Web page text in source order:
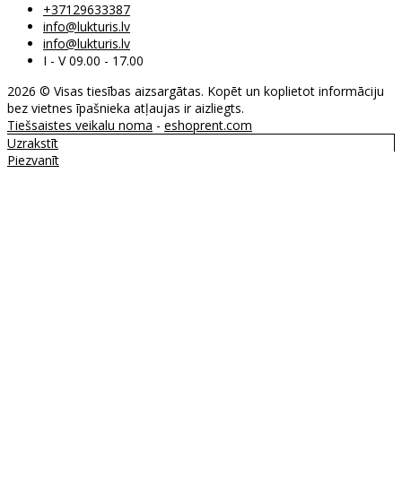
+37129633387
info@lukturis.lv
info@lukturis.lv
I - V 09.00 - 17.00
2026 © Visas tiesības aizsargātas. Kopēt un koplietot informāciju
bez vietnes īpašnieka atļaujas ir aizliegts.
Tiešsaistes veikalu noma - eshoprent.com
Uzrakstīt
Piezvanīt